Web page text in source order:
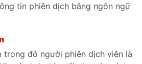
tin phiên dịch bằng ngôn ngữ
trong đó người phiên dịch viên là